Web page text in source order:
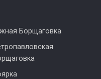
Борщаговка